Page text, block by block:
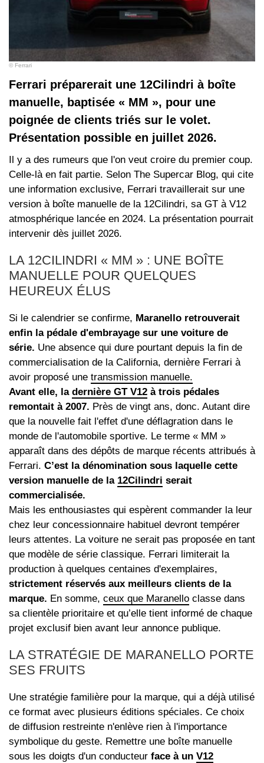
© Ferrari
Ferrari préparerait une 12Cilindri à boîte
manuelle, baptisée « MM », pour une
poignée de clients triés sur le volet.
Présentation possible en juillet 2026.
Il y a des rumeurs que l'on veut croire du premier coup.
Celle-là en fait partie. Selon The Supercar Blog, qui cite
une information exclusive, Ferrari travaillerait sur une
version à boîte manuelle de la 12Cilindri, sa GT à V12
atmosphérique lancée en 2024. La présentation pourrait
intervenir dès juillet 2026.
LA 12CILINDRI « MM » : UNE BOÎTE
MANUELLE POUR QUELQUES
HEUREUX ÉLUS
Si le calendrier se confirme, Maranello retrouverait
enfin la pédale d'embrayage sur une voiture de
série. Une absence qui dure pourtant depuis la fin de
commercialisation de la California, dernière Ferrari à
avoir proposé une transmission manuelle.
Avant elle, la dernière GT V12 à trois pédales
remontait à 2007. Près de vingt ans, donc. Autant dire
que la nouvelle fait l'effet d'une déflagration dans le
monde de l'automobile sportive. Le terme « MM »
apparaît dans des dépôts de marque récents attribués à
Ferrari. C’est la dénomination sous laquelle cette
version manuelle de la 12Cilindri serait
commercialisée.
Mais les enthousiastes qui espèrent commander la leur
chez leur concessionnaire habituel devront tempérer
leurs attentes. La voiture ne serait pas proposée en tant
que modèle de série classique. Ferrari limiterait la
production à quelques centaines d'exemplaires,
strictement réservés aux meilleurs clients de la
marque. En somme, ceux que Maranello classe dans
sa clientèle prioritaire et qu’elle tient informé de chaque
projet exclusif bien avant leur annonce publique.
LA STRATÉGIE DE MARANELLO PORTE
SES FRUITS
Une stratégie familière pour la marque, qui a déjà utilisé
ce format avec plusieurs éditions spéciales. Ce choix
de diffusion restreinte n'enlève rien à l'importance
symbolique du geste. Remettre une boîte manuelle
sous les doigts d'un conducteur face à un V12